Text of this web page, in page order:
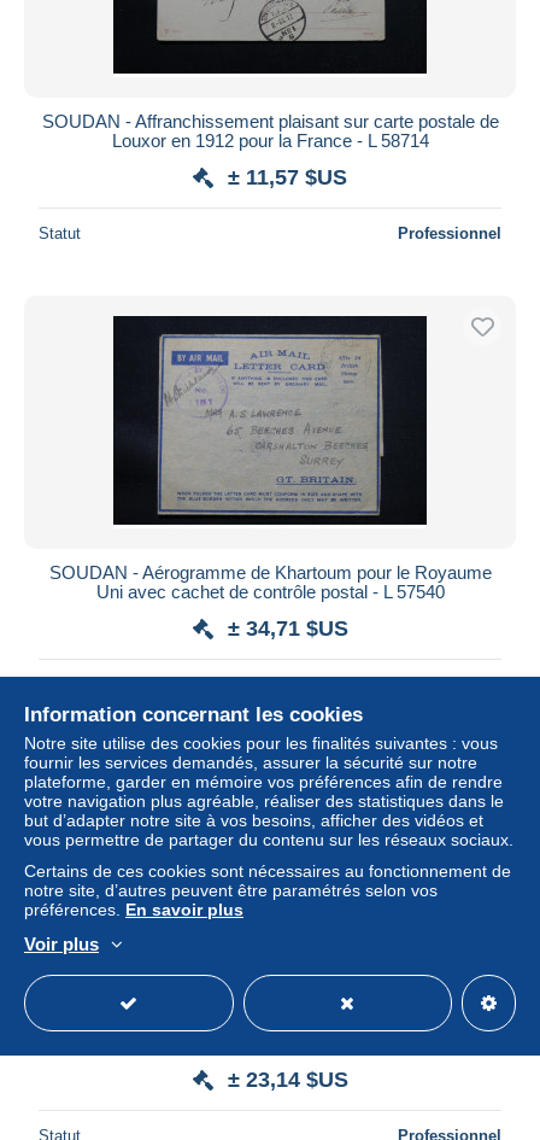
SOUDAN - Affranchissement plaisant sur carte postale de
Louxor en 1912 pour la France - L 58714
± 11,57 $US
Statut Professionnel
SOUDAN - Aérogramme de Khartoum pour le Royaume
Uni avec cachet de contrôle postal - L 57540
± 34,71 $US
SOUDAN - Entier postal + complément non circulé - L
± 23,14 $US
Statut Professionnel
Information concernant les cookies
Notre site utilise des cookies pour les finalités suivantes : vous
fournir les services demandés, assurer la sécurité sur notre
plateforme, garder en mémoire vos préférences afin de rendre
votre navigation plus agréable, réaliser des statistiques dans le
but d’adapter notre site à vos besoins, afficher des vidéos et
vous permettre de partager du contenu sur les réseaux sociaux.
Certains de ces cookies sont nécessaires au fonctionnement de
notre site, d’autres peuvent être paramétrés selon vos
préférences. En savoir plus
Voir plus